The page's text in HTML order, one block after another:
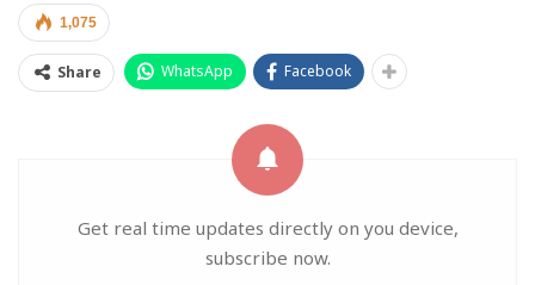
1,075
Share WhatsApp Facebook
Get real time updates directly on you device,
subscribe now.